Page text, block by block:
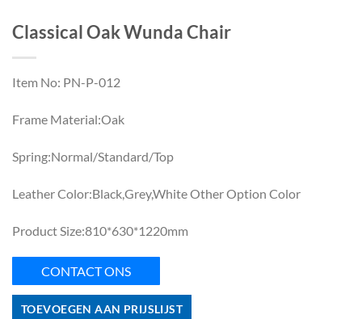
Classical Oak Wunda Chair
Item No: PN-P-012
Frame Material:Oak
Spring:Normal/Standard/Top
Leather Color:Black,Grey,White Other Option Color
Product Size:810*630*1220mm
CONTACT ONS
TOEVOEGEN AAN PRIJSLIJST